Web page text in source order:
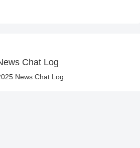
Chat Log
News Chat Log.